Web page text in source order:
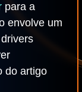
para a
envolve um
do artigo